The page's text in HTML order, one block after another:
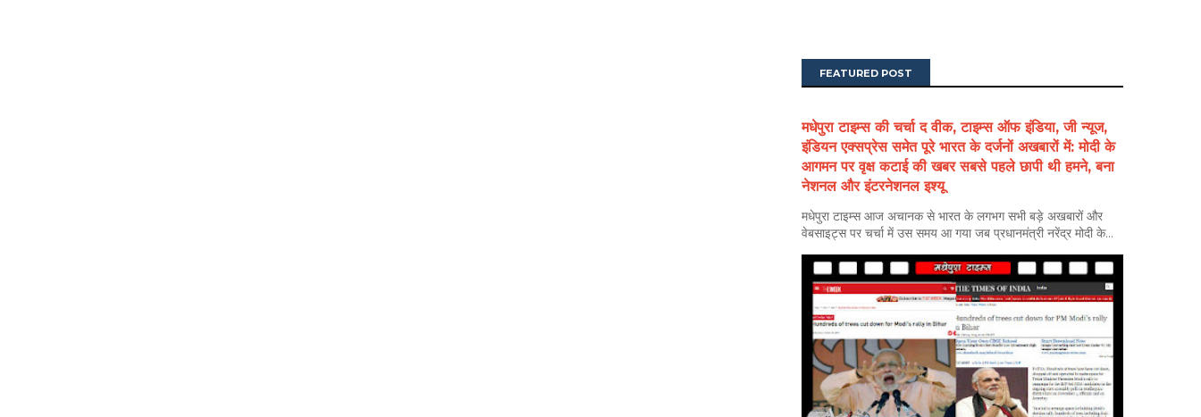
FEATURED POST
मधेपुरा टाइम्स की चर्चा द वीक, टाइम्स ऑफ इंडिया, जी न्यूज,
इंडियन एक्सप्रेस समेत पूरे भारत के दर्जनों अखबारों में: मोदी के
आगमन पर वृक्ष कटाई की खबर सबसे पहले छापी थी हमने, बना
नेशनल और इंटरनेशनल इश्यू
मधेपुरा टाइम्स आज अचानक से भारत के लगभग सभी बड़े अखबारों और
वेबसाइट्स पर चर्चा में उस समय आ गया जब प्रधानमंत्री नरेंद्र मोदी के...